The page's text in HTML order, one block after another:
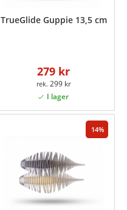
TrueGlide Guppie 13,5 cm
279 kr
299 kr
14